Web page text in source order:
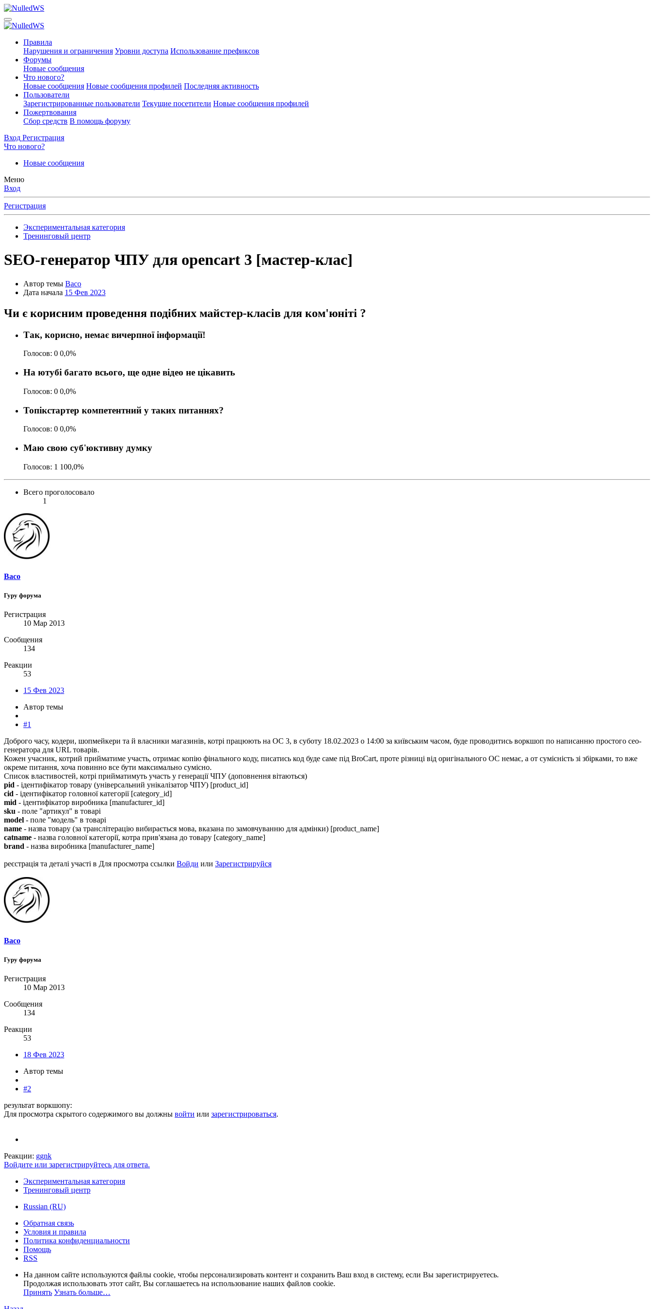
Правила
Нарушения и ограничения Уровни доступа Использование префиксов
Форумы
Новые сообщения
Что нового?
Новые сообщения Новые сообщения профилей Последняя активность
Пользователи
Зарегистрированные пользователи Текущие посетители Новые сообщения профилей
Пожертвования
Сбор средств В помощь форуму
Вход Регистрация
Что нового?
Новые сообщения
Меню
Вход
Регистрация
Экспериментальная категория
Тренинговый центр
SEO-генератор ЧПУ для opencart 3 [мастер-клас]
Автор темы Baco
Дата начала 15 Фев 2023
Чи є корисним проведення подібних майстер-класів для ком'юніті ?
Так, корисно, немає вичерпної інформації!
Голосов: 0 0,0%
На ютубі багато всього, ще одне відео не цікавить
Голосов: 0 0,0%
Топікстартер компетентний у таких питаннях?
Голосов: 0 0,0%
Маю свою суб'юктивну думку
Голосов: 1 100,0%
Всего проголосовало
1
Baco
Гуру форума
Регистрация
10 Мар 2013
Сообщения
134
Реакции
53
15 Фев 2023
Автор темы
#1
Доброго часу, кодери, шопмейкери та й власники магазинів, котрі працюють на ОС 3, в суботу 18.02.2023 о 14:00 за київським часом, буде проводитись воркшоп по написанню простого сео-
генератора для URL товарів.
Кожен учасник, котрий прийматиме участь, отримає копію фінального коду, писатись код буде саме під BroCart, проте різниці від оригінального ОС немає, а от сумісність зі збірками, то вже
окреме питання, хоча повинно все бути максимально сумісно.
Список властивостей, котрі прийматимуть участь у генерації ЧПУ (доповнення вітаються)
pid - ідентифікатор товару (універсальний унікалізатор ЧПУ) [product_id]
cid - ідентифікатор головної категорії [category_id]
mid - ідентифікатор виробника [manufacturer_id]
sku - поле "артикул" в товарі
model - поле "модель" в товарі
name - назва товару (за транслітерацію вибирається мова, вказана по замовчуванню для адмінки) [product_name]
catname - назва головної категорії, котра прив'язана до товару [category_name]
brand - назва виробника [manufacturer_name]
реєстрація та деталі участі в Для просмотра ссылки Войди или Зарегистрируйся
Baco
Гуру форума
Регистрация
10 Мар 2013
Сообщения
134
Реакции
53
18 Фев 2023
Автор темы
#2
результат воркшопу:
Для просмотра скрытого содержимого вы должны войти или зарегистрироваться.
Реакции: ggnk
Войдите или зарегистрируйтесь для ответа.
Экспериментальная категория
Тренинговый центр
Russian (RU)
Обратная связь
Условия и правила
Политика конфиденциальности
Помощь
RSS
На данном сайте используются файлы cookie, чтобы персонализировать контент и сохранить Ваш вход в систему, если Вы зарегистрируетесь.
Продолжая использовать этот сайт, Вы соглашаетесь на использование наших файлов cookie.
Принять Узнать больше…